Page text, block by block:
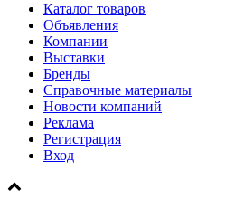
Каталог товаров
Объявления
Компании
Выставки
Бренды
Справочные материалы
Новости компаний
Реклама
Регистрация
Вход